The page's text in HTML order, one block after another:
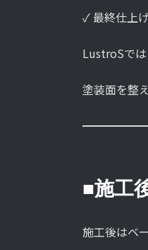
✓ 最終仕上
LustroSでは
塗装面を整
■施工
施工後はベ